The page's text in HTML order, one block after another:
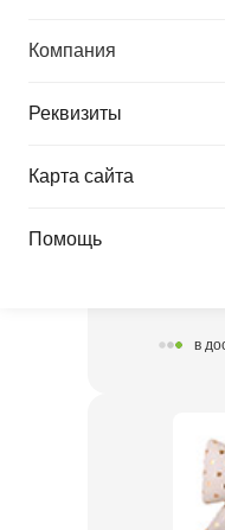
Компания
Реквизиты
Карта сайта
Помощь
Е 12"
в